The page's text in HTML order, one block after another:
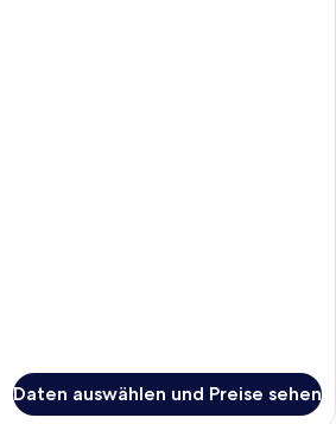
Daten auswählen und Preise sehen